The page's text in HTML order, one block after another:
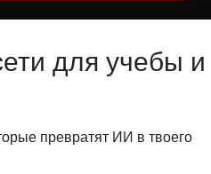
для учебы и
превратят ИИ в твоего